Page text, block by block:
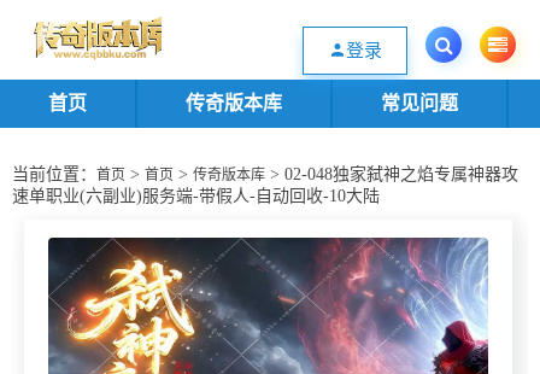
欢迎您光临传奇版本库资源下载站，一个优质的传奇版本源码基地。欢迎选购
登录
首页 传奇版本库 常见问题
当前位置： 首页 > 首页 > 传奇版本库 > 02-048独家弑神之焰专属神器攻
速单职业(六副业)服务端-带假人-自动回收-10大陆